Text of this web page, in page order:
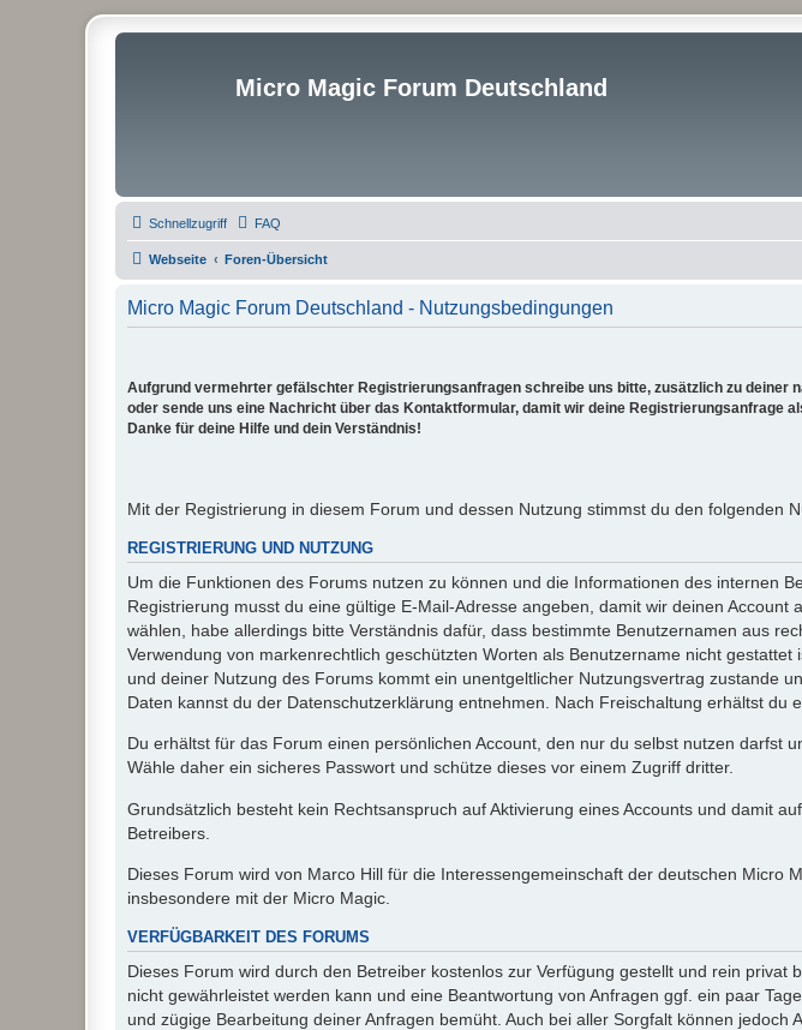
Micro Magic Forum Deutschland
Schnellzugriff FAQ
Webseite Foren-Übersicht
Micro Magic Forum Deutschland - Nutzungsbedingungen
Aufgrund vermehrter gefälschter Registrierungsanfragen schreibe uns bitte, zusätzlich zu
oder sende uns eine Nachricht über das Kontaktformular, damit wir deine Registrierungsanfrage
Danke für deine Hilfe und dein Verständnis!
Mit der Registrierung in diesem Forum und dessen Nutzung stimmst du den folgenden
REGISTRIERUNG UND NUTZUNG
Um die Funktionen des Forums nutzen zu können und die Informationen des internen
Registrierung musst du eine gültige E-Mail-Adresse angeben, damit wir deinen
wählen, habe allerdings bitte Verständnis dafür, dass bestimmte Benutzernamen aus
Verwendung von markenrechtlich geschützten Worten als Benutzername nicht
und deiner Nutzung des Forums kommt ein unentgeltlicher Nutzungsvertrag zustande
Daten kannst du der Datenschutzerklärung entnehmen. Nach Freischaltung erhältst du
Du erhältst für das Forum einen persönlichen Account, den nur du selbst nutzen darfst
Wähle daher ein sicheres Passwort und schütze dieses vor einem Zugriff dritter.
Grundsätzlich besteht kein Rechtsanspruch auf Aktivierung eines Accounts und damit
Betreibers.
Dieses Forum wird von Marco Hill für die Interessengemeinschaft der deutschen
insbesondere mit der Micro Magic.
VERFÜGBARKEIT DES FORUMS
Dieses Forum wird durch den Betreiber kostenlos zur Verfügung gestellt und rein
nicht gewährleistet werden kann und eine Beantwortung von Anfragen ggf. ein paar
und zügige Bearbeitung deiner Anfragen bemüht. Auch bei aller Sorgfalt können